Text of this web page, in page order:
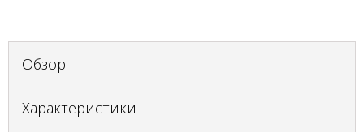
Обзор
Характеристики